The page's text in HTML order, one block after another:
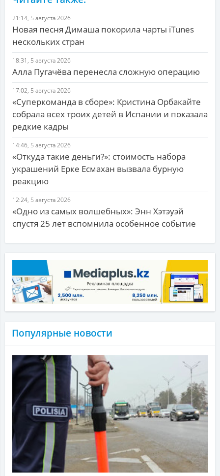
21:14, 5 августа 2026
Новая песня Димаша покорила чарты iTunes
нескольких стран
18:31, 5 августа 2026
Алла Пугачёва перенесла сложную операцию
17:02, 5 августа 2026
«Суперкоманда в сборе»: Кристина Орбакайте
собрала всех троих детей в Испании и показала
редкие кадры
14:46, 5 августа 2026
«Откуда такие деньги?»: стоимость набора
украшений Ерке Есмахан вызвала бурную
реакцию
12:24, 5 августа 2026
«Одно из самых волшебных»: Энн Хэтэуэй
спустя 25 лет вспомнила особенное событие
Популярные новости